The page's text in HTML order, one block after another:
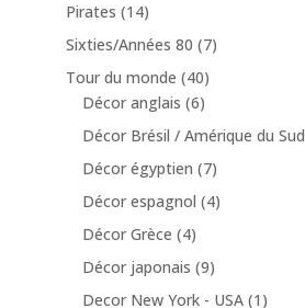
Pirates (14)
Sixties/Années 80 (7)
Tour du monde (40)
Décor anglais (6)
Décor Brésil / Amérique du Sud
Décor égyptien (7)
Décor espagnol (4)
Décor Grèce (4)
Décor japonais (9)
Decor New York - USA (1)